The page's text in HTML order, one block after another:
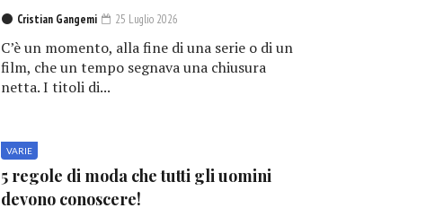
Cristian Gangemi 25 Luglio 2026
C’è un momento, alla fine di una serie o di un
film, che un tempo segnava una chiusura
netta. I titoli di...
VARIE
5 regole di moda che tutti gli uomini
devono conoscere!